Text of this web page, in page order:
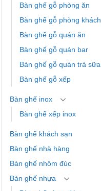
Bàn ghế gỗ phòng ăn
Bàn ghế gỗ phòng khách
Bàn ghế gỗ quán ăn
Bàn ghế gỗ quán bar
Bàn ghế gỗ quán trà sữa
Bàn ghế gỗ xếp
Bàn ghế inox
Bàn ghế xếp inox
Bàn ghế khách sạn
Bàn ghế nhà hàng
Bàn ghế nhôm đúc
Bàn ghế nhựa